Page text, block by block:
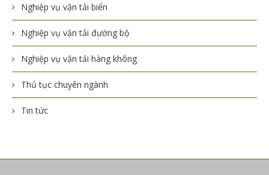
Nghiệp vụ vận tải biển
Nghiệp vụ vận tải đường bộ
Nghiệp vụ vận tải hàng không
Thủ tục chuyên ngành
Tin tức